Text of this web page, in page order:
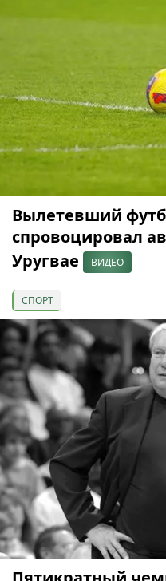
Вылетевший
спровоцировал
Уругвае
ВИДЕО
СПОРТ